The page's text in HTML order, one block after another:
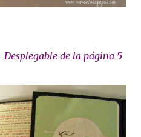
Desplegable de la página 5